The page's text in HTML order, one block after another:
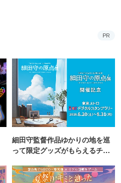
PR
細田守監督作品ゆかりの地を巡
って限定グッズがもらえるチャ